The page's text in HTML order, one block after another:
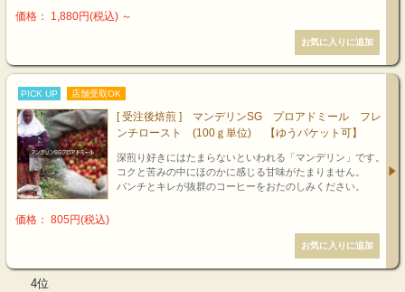
価格： 1,880円(税込) ～
PICK UP 店舗受取OK
[ 受注後焙煎 ] マンデリンSG プロアドミール フレ
ンチロースト (100ｇ単位) 【ゆうパケット可】
深煎り好きにはたまらないといわれる「マンデリン」です。
コクと苦みの中にほのかに感じる甘味がたまりません。
パンチとキレが抜群のコーヒーをおたのしみください。
価格： 805円(税込)
4位